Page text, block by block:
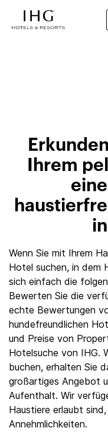
Ihrem
Wenn Sie mit Ihrem
Hotel suchen, in dem
sich einfach die
Bewerten Sie die
echte Bewertungen
hundefreundlichen
und Preise von
Hotelsuche von IHG.
buchen, erhalten Sie
großartiges Angebot
Aufenthalt. Wir
Haustiere erlaubt
Annehmlichkeiten.